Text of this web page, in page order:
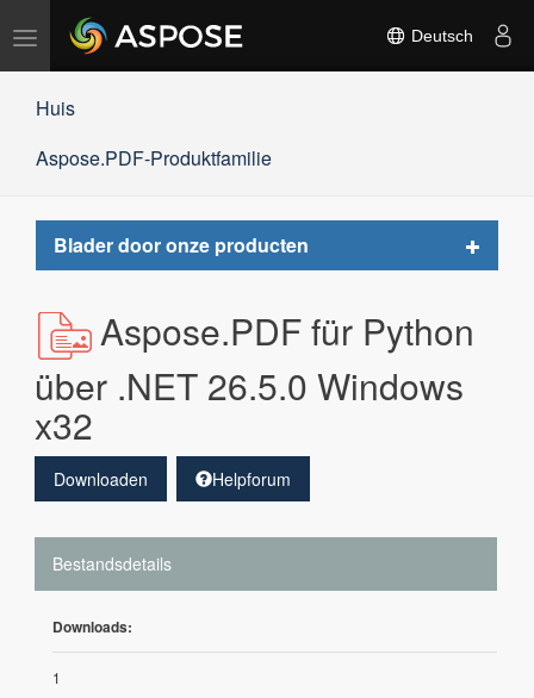
Navigation
umschalten
Deutsch
Huis
Aspose.PDF-Produktfamilie
Blader door onze producten
Toggle
Aspose.PDF für Python
über .NET 26.5.0 Windows
x32
Downloaden Helpforum
Bestandsdetails
Downloads:
1